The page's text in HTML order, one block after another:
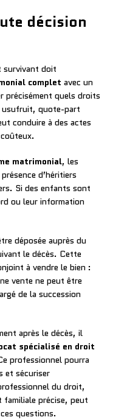
décision
survivant doit
complet avec un
précisément quels droits
usufruit, quote-part
conduire à des actes
matrimonial, les
d’héritiers
Si des enfants sont
ou leur information
déposée auprès du
le décès. Cette
à vendre le bien :
vente ne peut être
de la succession
après le décès, il
spécialisé en droit
professionnel pourra
et sécuriser
du droit,
précise, peut
questions.